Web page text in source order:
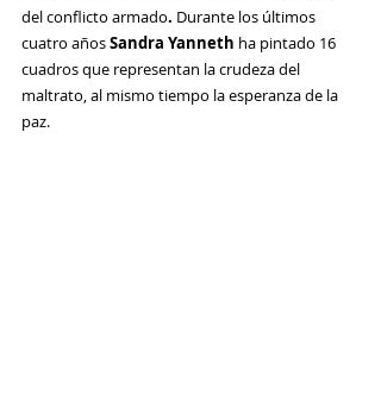
del conflicto armado. Durante los últimos
cuatro años Sandra Yanneth ha pintado 16
cuadros que representan la crudeza del
maltrato, al mismo tiempo la esperanza de la
paz.